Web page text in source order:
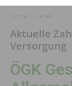
Aktuelle
Versorgung
ÖGK